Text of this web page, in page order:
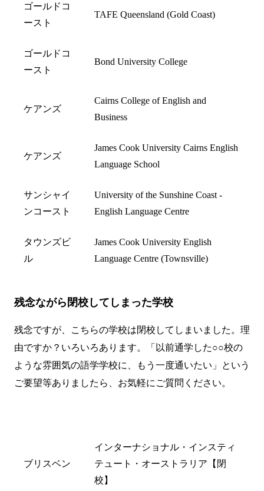
ゴールドコ
ースト
TAFE Queensland (Gold Coast)
ゴールドコ
ースト
Bond University College
ケアンズ
Cairns College of English and
Business
ケアンズ
James Cook University Cairns English
Language School
サンシャイ
ンコースト
University of the Sunshine Coast -
English Language Centre
タウンズビ
ル
James Cook University English
Language Centre (Townsville)
残念ながら閉校してしまった学校
残念ですが、こちらの学校は閉校してしまいました。理
由ですか？いろいろあります。「以前通学した○○校の
ような雰囲気の語学学校に、もう一度通いたい」という
ご要望等ありましたら、 お気軽にご質問 ください。
ブリスベン
インターナショナル・インスティ
テュート・オーストラリア【閉
校】